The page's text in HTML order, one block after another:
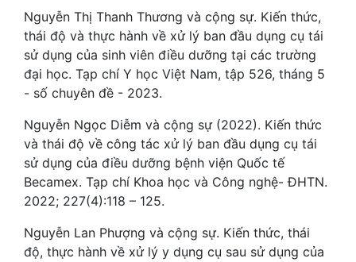
Nguyễn Thị Thanh Thương và cộng sự. Kiến thức,
thái độ và thực hành về xử lý ban đầu dụng cụ tái
sử dụng của sinh viên điều dưỡng tại các trường
đại học. Tạp chí Y học Việt Nam, tập 526, tháng 5
- số chuyên đề - 2023.
Nguyễn Ngọc Diễm và cộng sự (2022). Kiến thức
và thái độ về công tác xử lý ban đầu dụng cụ tái
sử dụng của điều dưỡng bệnh viện Quốc tế
Becamex. Tạp chí Khoa học và Công nghệ- ĐHTN.
2022; 227(4):118 – 125.
Nguyễn Lan Phượng và cộng sự. Kiến thức, thái
độ, thực hành về xử lý y dụng cụ sau sử dụng của